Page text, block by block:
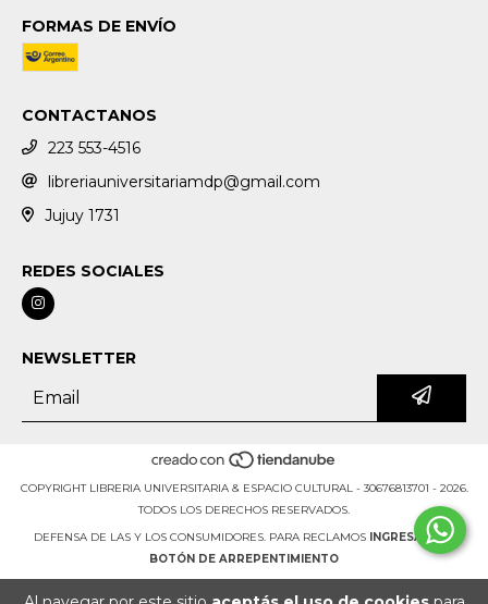
FORMAS DE ENVÍO
CONTACTANOS
223 553-4516
libreriauniversitariamdp@gmail.com
Jujuy 1731
REDES SOCIALES
NEWSLETTER
COPYRIGHT LIBRERIA UNIVERSITARIA & ESPACIO CULTURAL - 30676813701 - 2026.
TODOS LOS DERECHOS RESERVADOS.
DEFENSA DE LAS Y LOS CONSUMIDORES. PARA RECLAMOS
INGRESÁ ACÁ.
BOTÓN DE ARREPENTIMIENTO